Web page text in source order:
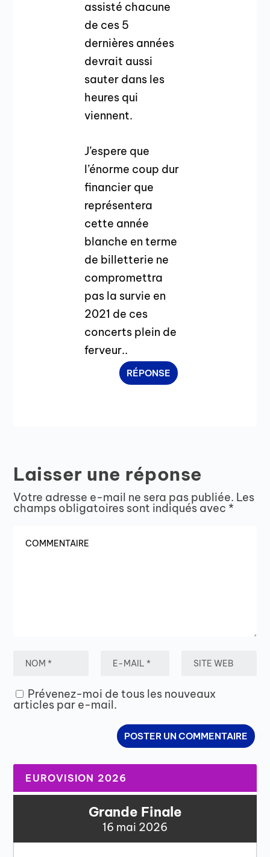
assisté chacune
de ces 5
dernières années
devrait aussi
sauter dans les
heures qui
viennent.
J’espere que
l’énorme coup dur
financier que
représentera
cette année
blanche en terme
de billetterie ne
compromettra
pas la survie en
2021 de ces
concerts plein de
ferveur..
RÉPONSE
Laisser une réponse
Votre adresse e-mail ne sera pas publiée. Les
champs obligatoires sont indiqués avec *
Prévenez-moi de tous les nouveaux
articles par e-mail.
EUROVISION 2026
Grande Finale
16 mai 2026